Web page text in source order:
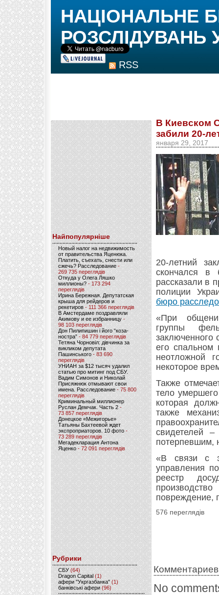
RSS
НАЦІОНАЛЬНЕ
РОЗСЛІДУВАНЬ
Найпопулярніше
Новый налог на недвижимость
от правительства Яценюка.
Платить, съехать, снести или
сжечь? Расследование-
269 735 переглядів
Откуда у Олега Ляшко
миллионы? - 173 294
переглядів
Ирина Бережная. Депутатская
крыша для рейдеров и
рекетиров - 111 366 переглядів
В Амстердаме поздравляли
Акимову и ее избранницу -
98 103 переглядів
Дон Пилипишин і його “коза-
ностра” - 84 779 переглядів
Тетяна Чорновіл: дівчинка за
викликом депутата
Пашинського- 83 690
переглядів
УНИАН за $12 тысяч удалил
статью про митинг под СБУ.
Вадим Симонов и Николай
Присяжнюк отмывают свои
имена. Расследование - 75 800
переглядів
Криминальный миллионер
Руслан Демчак. Часть 2-
73 857 переглядів
Донецкое «Межигорье»
Татьяны Бахтеевой ждет
экспроприаторов. 10 фото -
73 289 переглядів
Мегадекларация Антона
Яценко - 72 091 переглядів
Рубрики
CБУ (64)
Dragon Capital (1)
афери "Укргазбанка" (1)
банківські афери (96)
В Киевском
забили 20-
января 29, 2017
20-летний
скончался в
рассказали в
полиции
бюро
«При
группы
заключенного
его спальном
неотложной
некоторое
Также
тело
которая
также
свидетелей
потерпевшим,
«В связи с
управления
реестр
повреждение,
576 переглядів
No